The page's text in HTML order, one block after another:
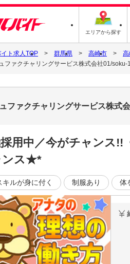
エリアから探す
ト求人TOP 群馬県 高崎市
ファクチャリングサービス株式会社01/soku-
ファクチャリングサービス株式
用中／今がチャンス
ンス★*
キルが身に付く 制服あり 体